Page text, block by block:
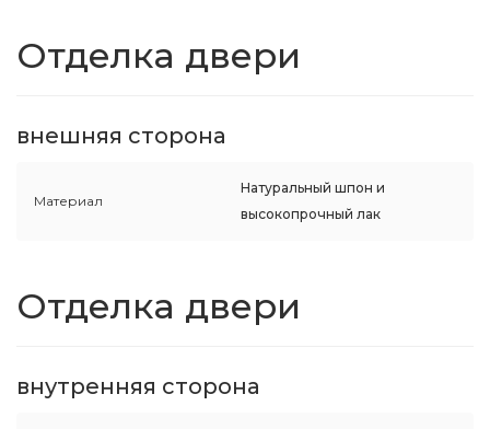
Отделка двери
внешняя сторона
Материал
Натуральный шпон и
высокопрочный лак
Отделка двери
внутренняя сторона